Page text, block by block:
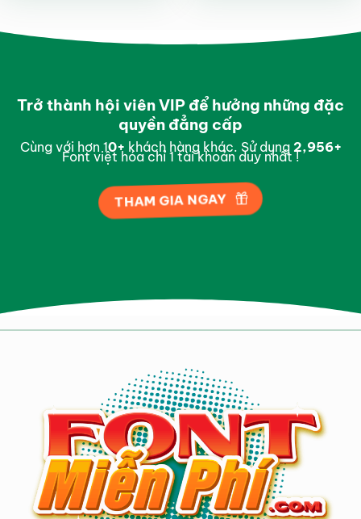
Trở thành hội viên VIP để hưởng những đặc
quyền đẳng cấp
Cùng với hơn 10+ khách hàng khác. Sử dụng 2,997+
Font việt hóa chỉ 1 tài khoản duy nhất !
THAM GIA NGAY